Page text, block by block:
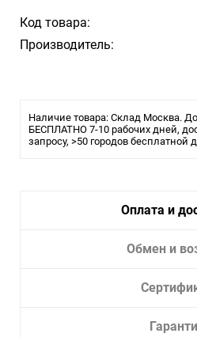
Код товара:
Производитель:
Наличие товара: Склад Москва.
БЕСПЛАТНО 7-10 рабочих дней,
запросу, >50 городов бесплатной
Оплата и
Обмен и